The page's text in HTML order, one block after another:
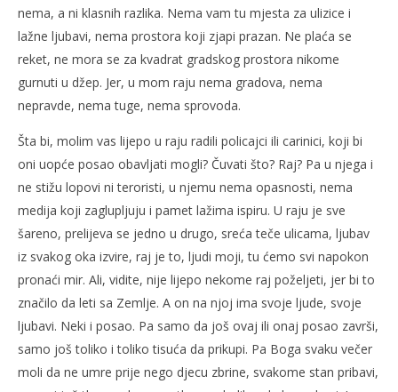
nema, a ni klasnih razlika. Nema vam tu mjesta za ulizice i
lažne ljubavi, nema prostora koji zjapi prazan. Ne plaća se
reket, ne mora se za kvadrat gradskog prostora nikome
gurnuti u džep. Jer, u mom raju nema gradova, nema
nepravde, nema tuge, nema sprovoda.
Šta bi, molim vas lijepo u raju radili policajci ili carinici, koji bi
oni uopće posao obavljati mogli? Čuvati što? Raj? Pa u njega i
ne stižu lopovi ni teroristi, u njemu nema opasnosti, nema
medija koji zaglupljuju i pamet lažima ispiru. U raju je sve
šareno, prelijeva se jedno u drugo, sreća teče ulicama, ljubav
iz svakog oka izvire, raj je to, ljudi moji, tu ćemo svi napokon
pronaći mir. Ali, vidite, nije lijepo nekome raj poželjeti, jer bi to
značilo da leti sa Zemlje. A on na njoj ima svoje ljude, svoje
ljubavi. Neki i posao. Pa samo da još ovaj ili onaj posao završi,
samo još toliko i toliko tisuća da prikupi. Pa Boga svaku večer
moli da ne umre prije nego djecu zbrine, svakome stan pribavi,